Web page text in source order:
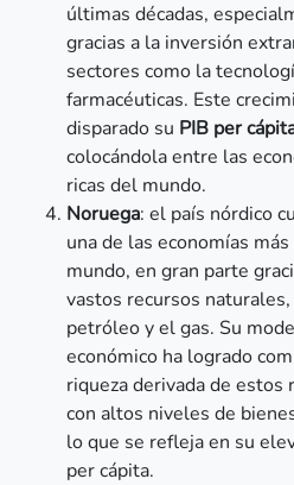
últimas décadas,
gracias a la inversión
sectores como la
farmacéuticas. Este
disparado su PIB per
colocándola entre las
ricas del mundo.
Noruega: el país nórdico
una de las economías
mundo, en gran parte
vastos recursos
petróleo y el gas. Su
económico ha logrado
riqueza derivada de estos
con altos niveles de
lo que se refleja en su
per cápita.